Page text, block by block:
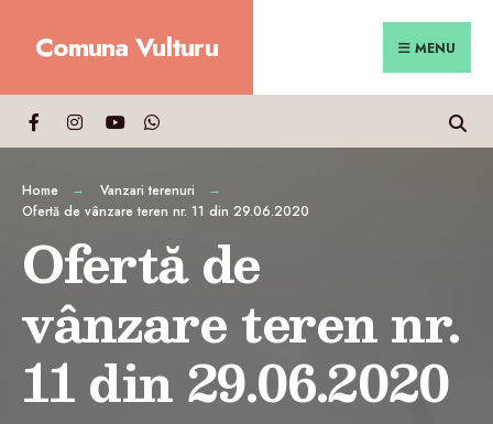
Comuna Vulturu MENU
Home
Vanzari terenuri
Ofertă de vânzare teren nr. 11 din 29.06.2020
Ofertă de
vânzare teren nr.
11 din 29.06.2020
for:
Close